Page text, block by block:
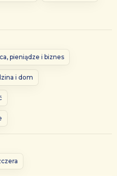
pieniądze i biznes
i dom